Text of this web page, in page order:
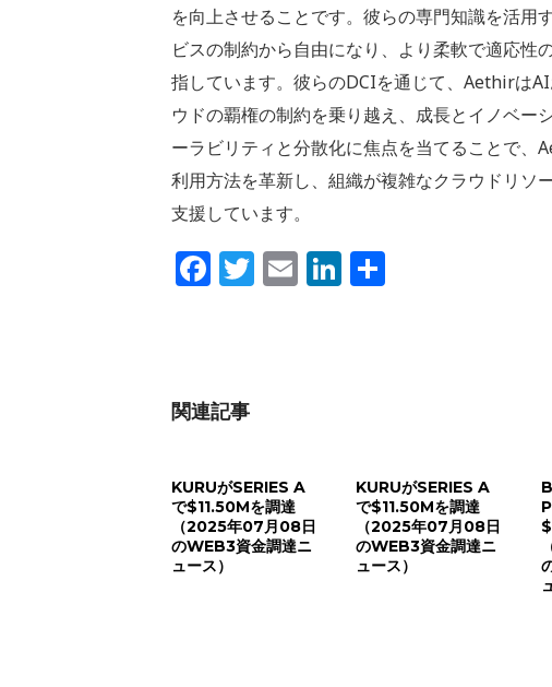
を向上させることです。彼らの専門知識を活
ビスの制約から自由になり、より柔軟で適応性
指しています。彼らのDCIを通じて、Aethirは
ウドの覇権の制約を乗り越え、成長とイノベー
ーラビリティと分散化に焦点を当てることで
利用方法を革新し、組織が複雑なクラウドリソ
支援しています。
Facebook
Twitter
EmailLinkedIn
関連記事
KURUがSERIES A
で$11.50Mを調達
（2025年07月08日
のWEB3資金調達ニ
ュース）
KURUがSERIES A
で$11.50Mを調達
（2025年07月08日
のWEB3資金調達ニ
ュース）